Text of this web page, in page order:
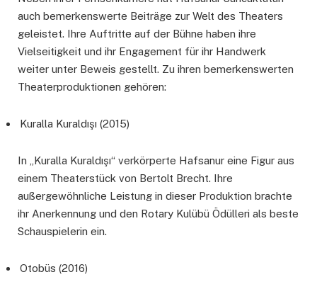
auch bemerkenswerte Beiträge zur Welt des Theaters
geleistet. Ihre Auftritte auf der Bühne haben ihre
Vielseitigkeit und ihr Engagement für ihr Handwerk
weiter unter Beweis gestellt. Zu ihren bemerkenswerten
Theaterproduktionen gehören:
Kuralla Kuraldışı (2015)
In „Kuralla Kuraldışı“ verkörperte Hafsanur eine Figur aus
einem Theaterstück von Bertolt Brecht. Ihre
außergewöhnliche Leistung in dieser Produktion brachte
ihr Anerkennung und den Rotary Kulübü Ödülleri als beste
Schauspielerin ein.
Otobüs (2016)